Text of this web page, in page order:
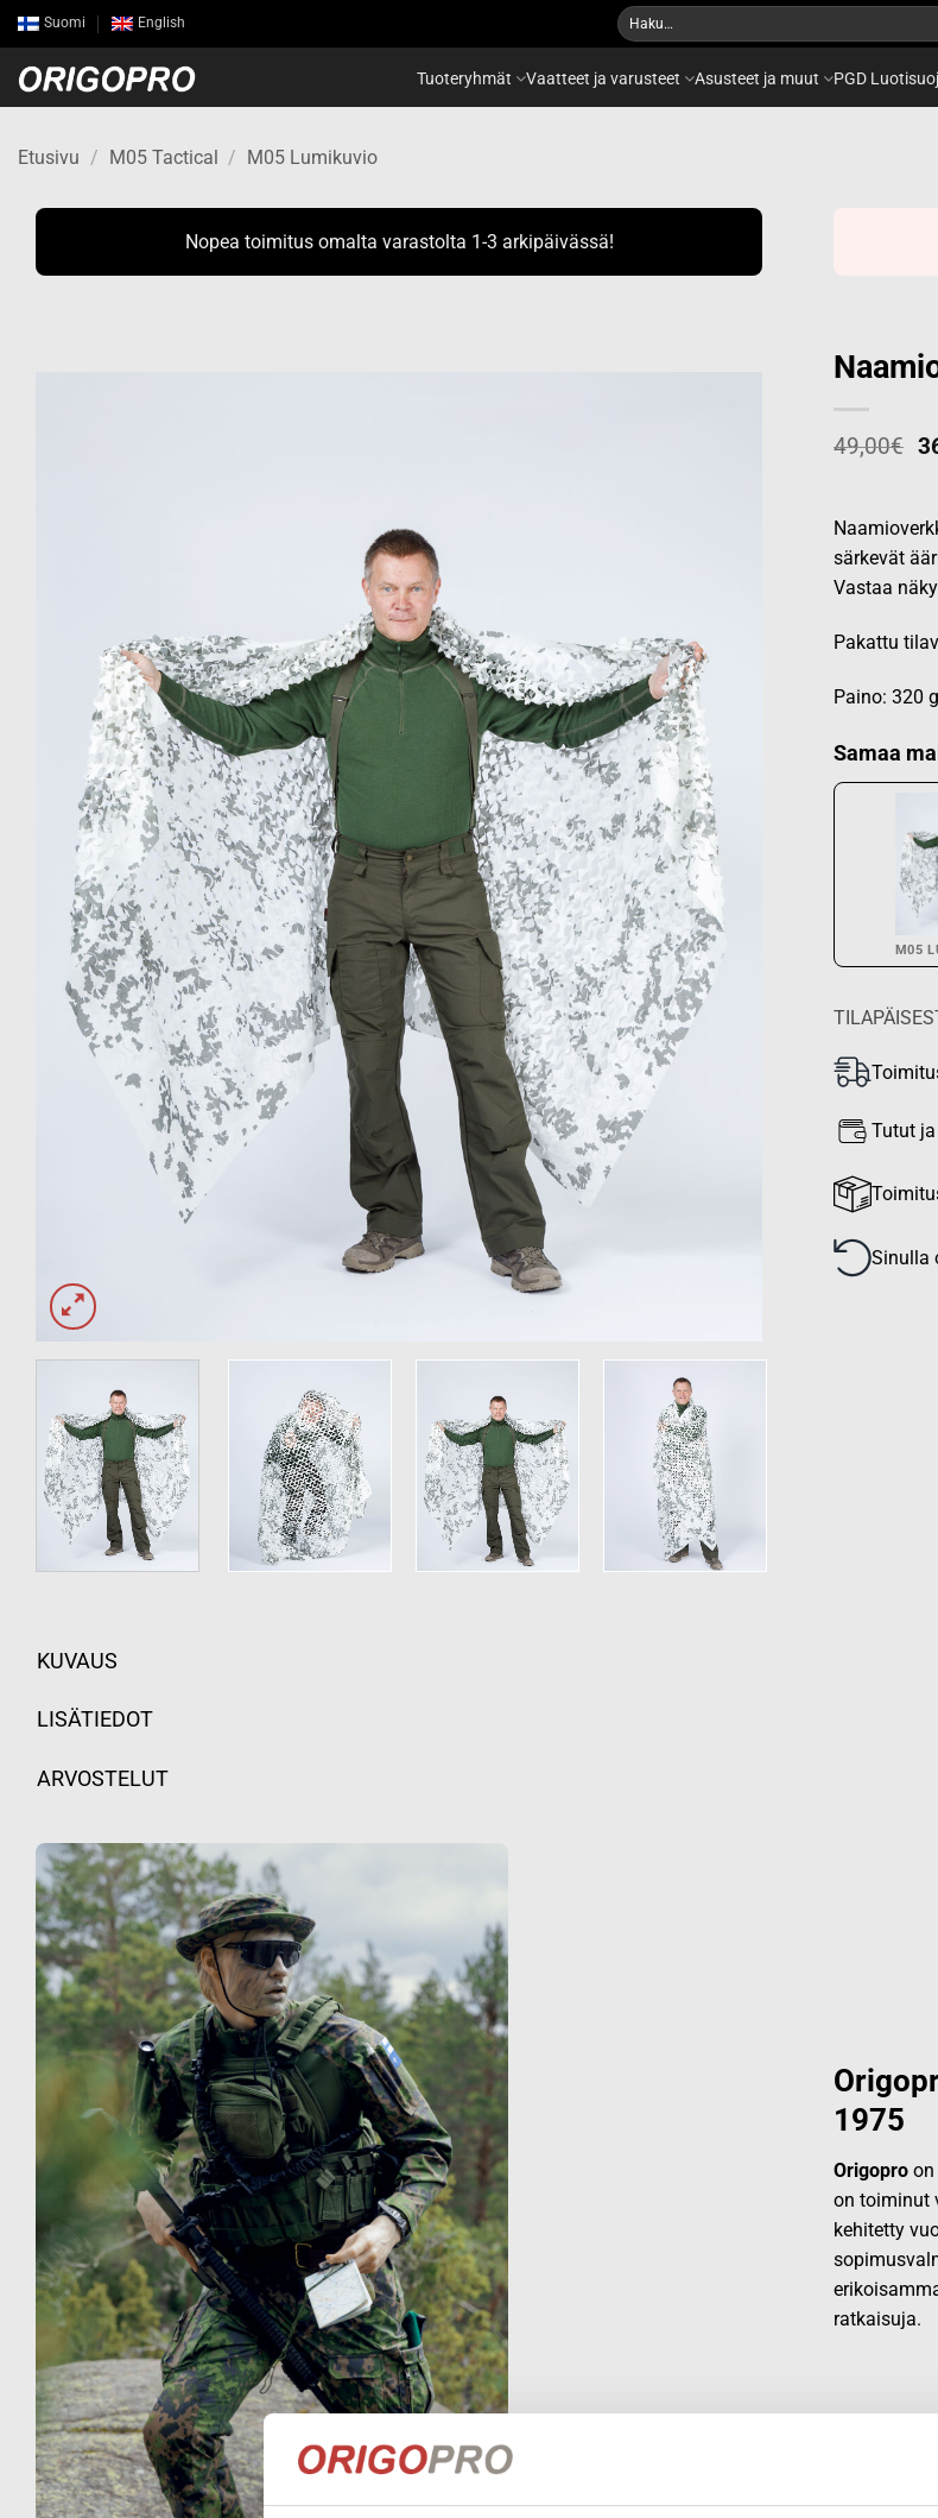
Skip
to
content
Suomi English Etsi:
Tuoteryhmät Vaatteet ja varusteet Asusteet ja muut PGD
Etusivu / M05 Tactical / M05 Lumikuvio
Nopea toimitus omalta varastolta 1-3 arkipäivässä!
49,00€
särkevät
Vastaa
Pakattu
Paino: 320 g
Samaa
M05
Tutut
Sinulla
KUVAUS
LISÄTIEDOT
ARVOSTELUT
1975
Origopro
on toiminut
kehitetty
ratkaisuja.